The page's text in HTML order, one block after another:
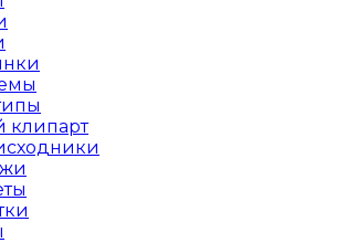
клипарт